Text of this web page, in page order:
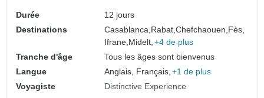
Durée
12 jours
Destinations
Casablanca,Rabat,Chefchaouen,Fès,
Ifrane,Midelt, +4 de plus
Tranche d'âge
Tous les âges sont bienvenus
Langue
Anglais, Français, +1 de plus
Voyagiste
Distinctive Experience